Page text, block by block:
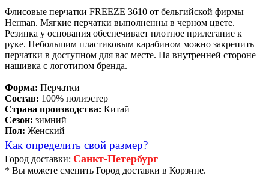
Флисовые перчатки FREEZE 3610 от бельгийской фирмы
Herman. Мягкие перчатки выполненны в черном цвете.
Резинка у основания обеспечивает плотное прилегание к
руке. Небольшим пластиковым карабином можно закрепить
перчатки в доступном для вас месте. На внутренней стороне
нашивка с логотипом бренда.
Форма: Перчатки
Состав: 100% полиэстер
Страна производства: Китай
Сезон: зимний
Пол: Женский
Как определить свой размер?
Город доставки: Санкт-Петербург
* Вы можете сменить Город доставки в Корзине.